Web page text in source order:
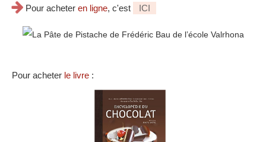
Pour acheter en ligne, c'est ICI
Pour acheter le livre :